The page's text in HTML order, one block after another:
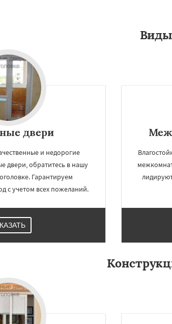
двери
и недорогие
двери, обратитесь в нашу
Гарантируем
с учетом всех пожеланий.